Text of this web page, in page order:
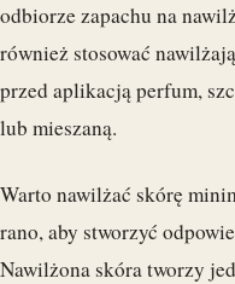
odbiorze zapachu na
również stosować
przed aplikacją perfum,
lub mieszaną.
Warto nawilżać skórę
rano, aby stworzyć
Nawilżona skóra tworzy